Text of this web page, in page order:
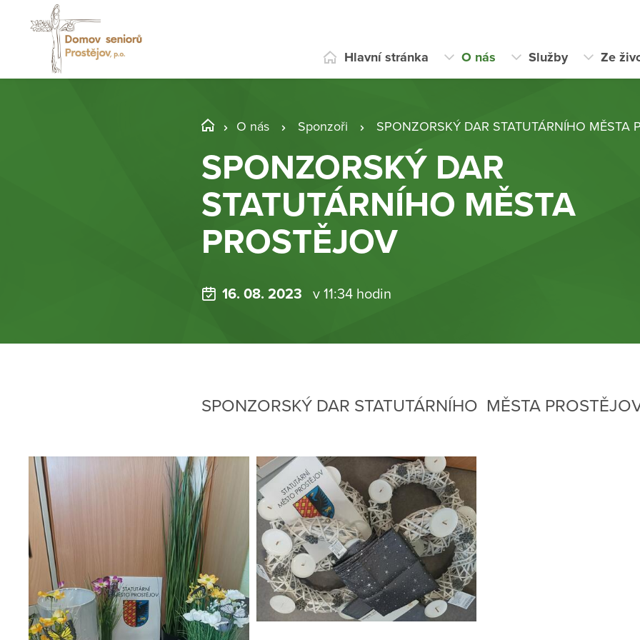
Hlavní stránka O nás Služby Ze
O nás Sponzoři SPONZORSKÝ DAR STATUTÁRNÍHO MĚSTA
SPONZORSKÝ DAR
STATUTÁRNÍHO MĚSTA
PROSTĚJOV
16. 08. 2023 v 11:34 hodin
SPONZORSKÝ DAR STATUTÁRNÍHO MĚSTA